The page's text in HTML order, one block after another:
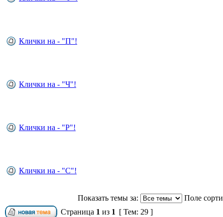
Клички на - "П"!
Клички на - "Ч"!
Клички на - "Р"!
Клички на - "С"!
Показать темы за:
Поле
Страница 1 из 1 [ Тем: 29 ]